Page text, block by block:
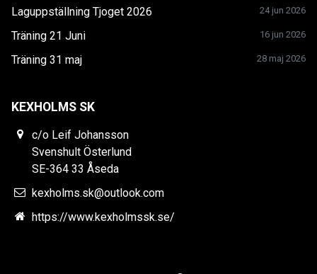
Laguppställning Tjoget 2026 24 jun 2026
Träning 21 Juni 16 jun 2026
Träning 31 maj 28 maj 2026
KEXHOLMS SK
c/o Leif Johansson
Svenshult Österlund
SE-364 33 Åseda
kexholms.sk@outlook.com
https://www.kexholmssk.se/